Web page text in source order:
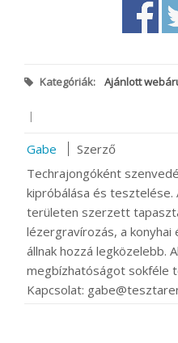
Kategóriák: Ajánlott
|
Gabe
Szerző
Techrajongóként
kipróbálása és tesztelése.
területen szerzett
lézergravírozás, a
állnak hozzá legközelebb.
megbízhatóságot sokféle
Kapcsolat: